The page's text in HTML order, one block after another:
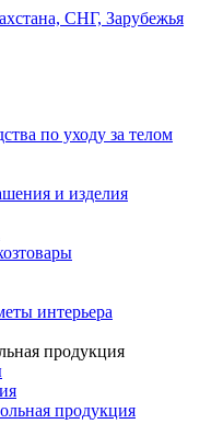
по уходу за телом
и изделия
интерьера
продукция
продукция